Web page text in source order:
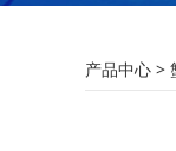
三
产品中心 >